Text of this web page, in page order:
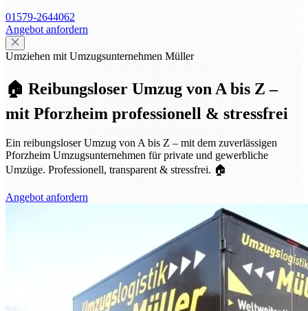
01579-2644062
Angebot anfordern
Umziehen mit Umzugsunternehmen Müller
🏠 Reibungsloser Umzug von A bis Z –
mit Pforzheim professionell & stressfrei
Ein reibungsloser Umzug von A bis Z – mit dem zuverlässigen
Pforzheim Umzugsunternehmen für private und gewerbliche
Umzüge. Professionell, transparent & stressfrei. 🏠
Angebot anfordern